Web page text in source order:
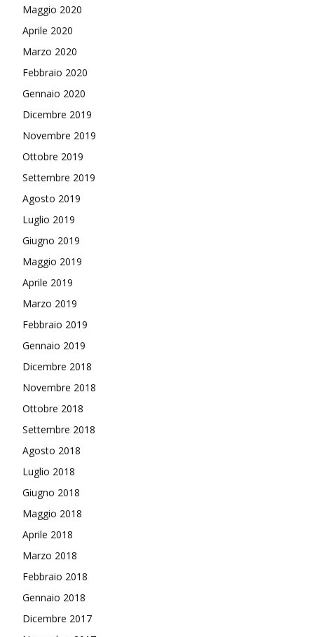
Maggio 2020
Aprile 2020
Marzo 2020
Febbraio 2020
Gennaio 2020
Dicembre 2019
Novembre 2019
Ottobre 2019
Settembre 2019
Agosto 2019
Luglio 2019
Giugno 2019
Maggio 2019
Aprile 2019
Marzo 2019
Febbraio 2019
Gennaio 2019
Dicembre 2018
Novembre 2018
Ottobre 2018
Settembre 2018
Agosto 2018
Luglio 2018
Giugno 2018
Maggio 2018
Aprile 2018
Marzo 2018
Febbraio 2018
Gennaio 2018
Dicembre 2017